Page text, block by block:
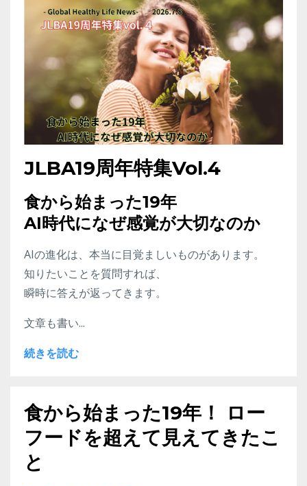
JLBA19周年特集Vol.4
食から始まった19年
AI時代になぜ感覚が大切なのか
AIの進化は、本当に目覚ましいものがあります。
知りたいことを質問すれば、
瞬時に答えが返ってきます。
文章も書い...
続きを読む
食から始まった19年！ ロー
フードを超えて見えてきたこ
と